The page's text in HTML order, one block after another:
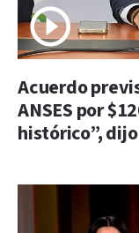
Acuerdo
ANSES por
histórico”,